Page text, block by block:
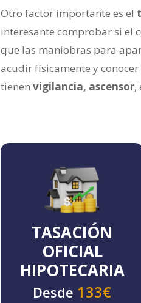
Otro factor importante es el
interesante comprobar si el
que las maniobras para
acudir físicamente y
tienenvigilancia, ascensor,
TASACIÓN
OFICIAL
HIPOTECARIA
Desde 133€